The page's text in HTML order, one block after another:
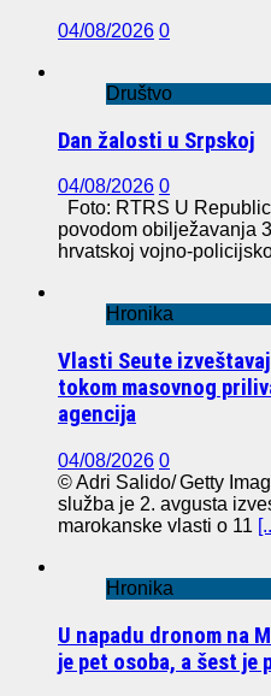
04/08/2026 0
Društvo
Dan žalosti u Srpskoj
04/08/2026 0
Foto: RTRS U
povodom obilježavanja
hrvatskoj vojno-
Hronika
Vlasti Seute
tokom masovnog
agencija
04/08/2026 0
© Adri Salido/ Getty
služba je 2. avgusta
marokanske vlasti o 11
Hronika
U napadu dronom na
je pet osoba, a šest je